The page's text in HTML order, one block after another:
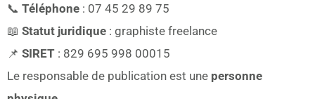
📞 Téléphone : 07 45 29 89 75
📖 Statut juridique : graphiste freelance
📌 SIRET : 829 695 998 00015
Le responsable de publication est une personne